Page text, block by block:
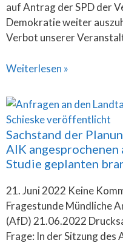
auf Antrag der SPD der
Demokratie weiter
Verbot unserer
Weiterlesen »
Sachstand der
AIK
Studie geplanten
21. Juni 2022 Keine
Fragestunde Mündliche
(AfD) 21.06.2022
Frage: In der Sitzung des